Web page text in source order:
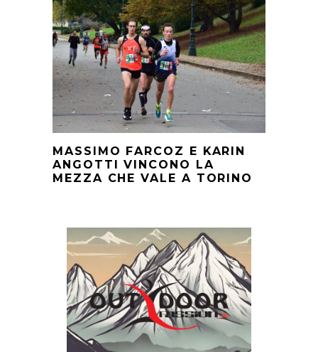
MASSIMO FARCOZ E KARIN
ANGOTTI VINCONO LA
MEZZA CHE VALE A TORINO